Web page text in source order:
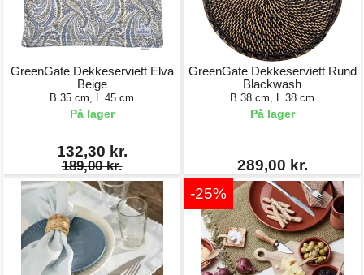
GreenGate Dekkeserviett Elva
Beige
B 35 cm, L 45 cm
På lager
132,30 kr.
189,00 kr.
GreenGate Dekkeserviett Rund
Blackwash
B 38 cm, L 38 cm
På lager
289,00 kr.
-25%